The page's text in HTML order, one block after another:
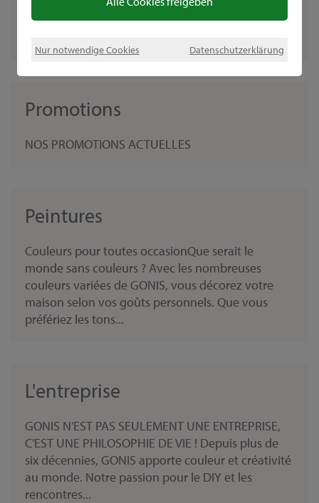
Nur notwendige Cookies Datenschutzerklärung
le marché créatif, nous avons besoin d'une
Promotions
NOS PROMOTIONS ACTUELLES
Peintures
Couleurs pour toutes occasionQue serait le
monde sans couleurs ? Avec les nombreuses
couleurs variées de GONIS, vous décorez votre
maison selon vos goûts personnels. Que vous
préfériez les tons...
L'entreprise
GONIS N'EST PAS SEULEMENT UNE ENTREPRISE,
C'EST UNE PHILOSOPHIE DE VIE ! Depuis plus de
six décennies, GONIS apporte couleur et créativité
au monde. Notre passion pour le DIY et les
rencontres...